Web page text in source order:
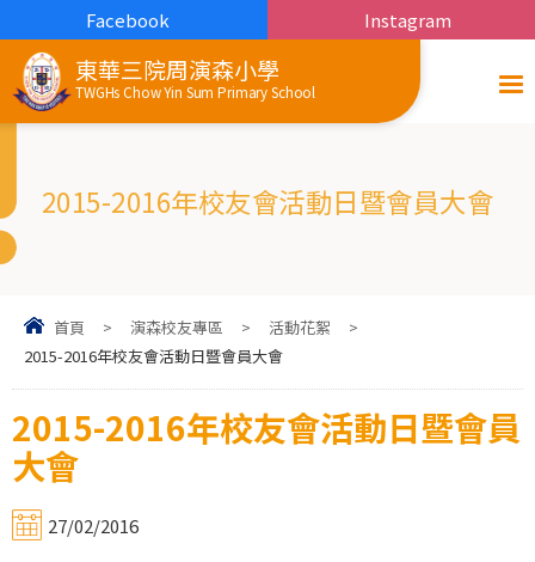
東華三院周演森小學
TWGHs Chow Yin Sum Primary School
Facebook Instagram
2015-2016年校友會活動日暨會員大會
首頁 > 演森校友專區 > 活動花絮
>
2015-2016年校友會活動日暨會員大會
2015-2016年校友會活動日暨會員
大會
27/02/2016